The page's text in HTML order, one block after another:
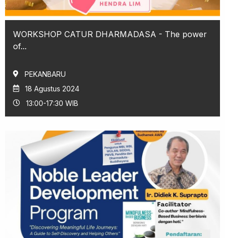
WORKSHOP CATUR DHARMADASA - The power
of...
PEKANBARU
18 Agustus 2024
13:00-17:30 WIB